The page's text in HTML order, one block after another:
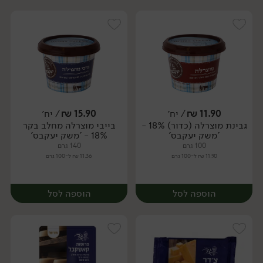
יח׳ יח׳
11.90
₪/ יח׳
גבינת מוצרלה (כדור) 18% -
'משק יעקבס'
100 גרם
11.90 ₪ ל-100 גרם
הוספה לסל
15.90
₪/ יח׳
בייבי מוצרלה מחלב בקר
18% - 'משק יעקבס'
140 גרם
11.36 ₪ ל-100 גרם
הוספה לסל